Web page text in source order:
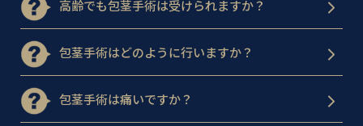
高齢でも包茎手術は受けられますか？
包茎手術はどのように行いますか？
包茎手術は痛いですか？